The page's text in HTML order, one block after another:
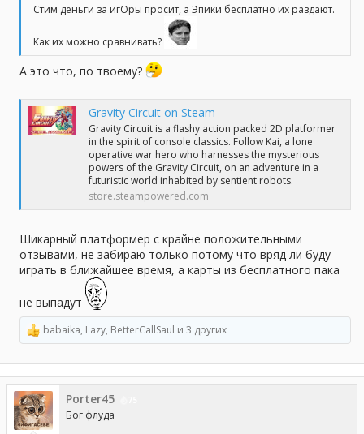
Стим деньги за игОры просит, а Эпики бесплатно их раздают.
Как их можно сравнивать?
А это что, по твоему?
Gravity Circuit on Steam
Gravity Circuit is a flashy action packed 2D platformer
in the spirit of console classics. Follow Kai, a lone
operative war hero who harnesses the mysterious
powers of the Gravity Circuit, on an adventure in a
futuristic world inhabited by sentient robots.
store.steampowered.com
Шикарный платформер с крайне положительными
отзывами, не забираю только потому что вряд ли буду
играть в ближайшее время, а карты из бесплатного пака
не выпадут
Р
е
а
к
ц
и
и
:
babaika, Lazy, BetterCallSaul и 3 других
Porter45
Бог флуда